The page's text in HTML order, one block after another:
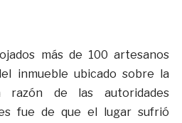
más de 100 artesanos
inmueble ubicado sobre la
razón de las autoridades
fue de que el lugar sufrió